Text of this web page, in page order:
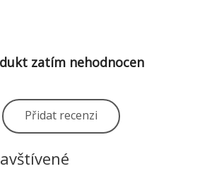
zatím nehodnocen
Přidat recenzi